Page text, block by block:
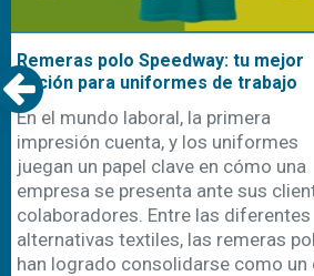
Remeras polo Speedway: tu mejor
opción para uniformes de trabajo
En el mundo laboral, la primera
impresión cuenta, y los uniformes
juegan un papel clave en cómo una
empresa se presenta ante sus
colaboradores. Entre las diferentes
alternativas textiles, las remeras
han logrado consolidarse como un